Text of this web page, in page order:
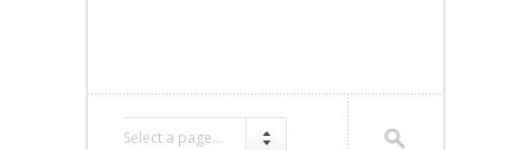
Select a page...